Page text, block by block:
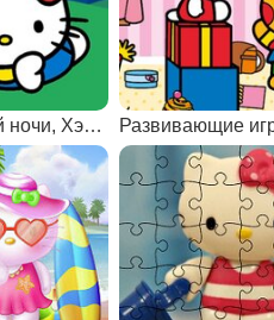
Спокойной ночи, Хэлло Китти